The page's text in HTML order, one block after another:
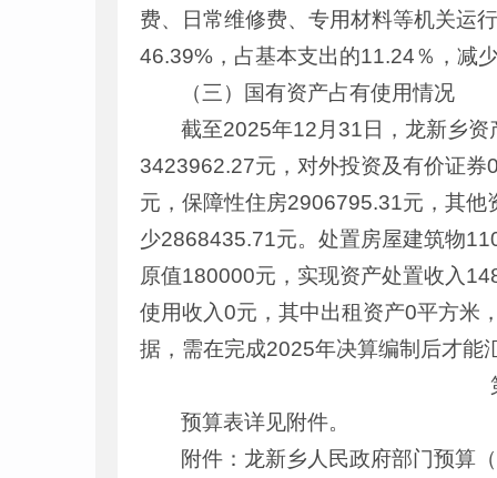
费、日常维修费、专用材料等机关运
46.39%，占基本支出的11.24％，减
（三）国有资产占有使用情况
截至2025年12月31日，龙新乡
3423962.27元，对外投资及有价证
元，保障性住房2906795.31元，其
少2868435.71元。处置房屋建筑物
原值180000元，实现资产处置收入
使用收入0元，其中出租资产0平方米
据，需在完成2025年决算编制后才能
预算表详见附件。
附件：龙新乡人民政府部门预算